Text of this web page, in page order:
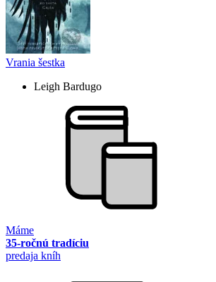
Vrania šestka
Leigh Bardugo
Máme
35-ročnú tradíciu
predaja kníh